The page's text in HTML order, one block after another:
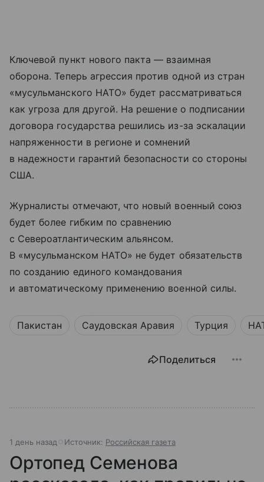
Ключевой пункт нового пакта — взаимная
оборона. Теперь агрессия против одной из стран
«мусульманского НАТО» будет рассматриваться
как угроза для другой. На решение о подписании
договора государства решились из-за эскалации
напряженности в регионе и сомнений
в надежности гарантий безопасности со стороны
США.
Журналисты отмечают, что новый военный союз
будет более гибким по сравнению
с Североатлантическим альянсом.
В «мусульманском НАТО» не будет обязательств
по созданию единого командования
и автоматическому применению военной силы.
Пакистан Саудовская Аравия Турция
Поделиться
1 день назад Источник: Российская газета
Ортопед Семенова